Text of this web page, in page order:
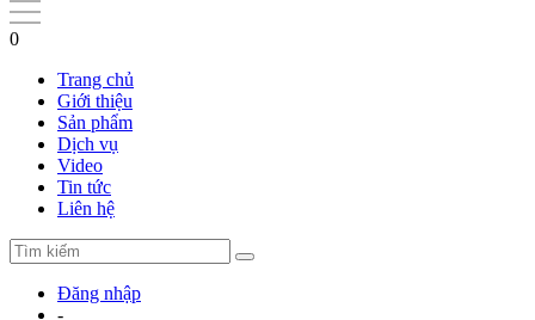
0
Trang chủ
Giới thiệu
Sản phẩm
Dịch vụ
Video
Tin tức
Liên hệ
Đăng nhập
-